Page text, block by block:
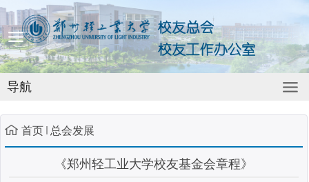
导航
首页 总会发展
《郑州轻工业大学校友基金会章程》